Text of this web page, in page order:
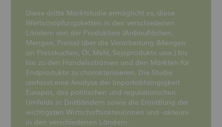
Diese dritte Marktstudie ermöglicht es, diese
Wertschöpfungsketten in den verschiedenen
Ländern von der Produktion (Anbauflächen,
Mengen, Preise) über die Verarbeitung (Mengen
an Presskuchen, Öl, Mehl, Sojaprodukte usw.) bis
hin zu den Handelsströmen und den Märkten für
Endprodukte zu charakterisieren. Die Studie
umfasst eine Analyse der Importabhängigkeit
Europas, des politischen und regulatorischen
Umfelds in Drittländern sowie die Ermittlung der
wichtigsten Wirtschaftsakteurinnen und -akteure
in den verschiedenen Ländern.